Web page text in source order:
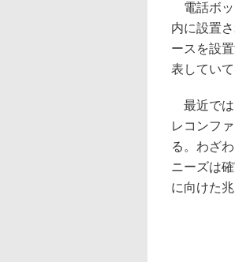
電話ボッ
内に設置
ースを設
表してい
最近では
レコンフ
る。わざ
ニーズは
に向けた兆